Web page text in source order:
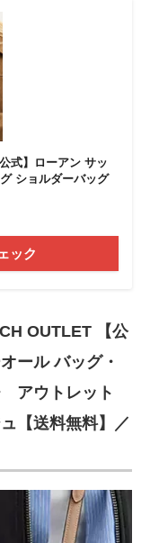
式】ローアン サッ
ショルダーバッグ
ック
OUTLET 【公
ール バッグ・
アウトレット
【送料無料】／